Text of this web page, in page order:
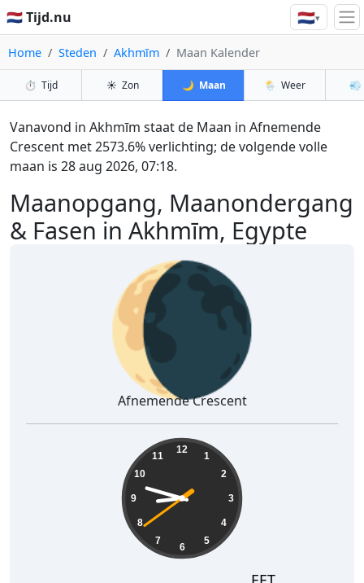
🇳🇱 Tijd.nu 🇳🇱▾
Home Steden Akhmīm Maan Kalender
⏱️ Tijd ☀️ Zon 🌙 Maan 🌦️ Weer 💨
Maanopgang, Maanondergang
& Fasen in Akhmīm, Egypte
Vanavond in Akhmīm staat de Maan in Afnemende
Crescent met 2573.6% verlichting; de volgende volle
maan is 28 aug 2026, 07:18.
🌘
Afnemende Crescent
12
1
2
3
4
5
6
7
8
9
10
11